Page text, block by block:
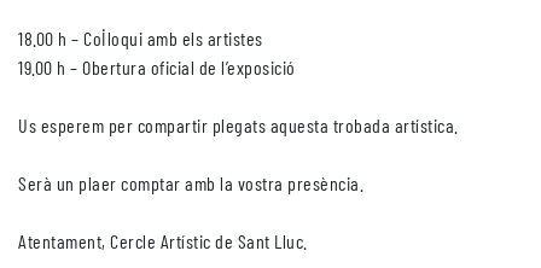
18.00 h – Col·loqui amb els artistes
19.00 h – Obertura oficial de l’exposició
Us esperem per compartir plegats aquesta trobada artística.
Serà un plaer comptar amb la vostra presència.
Atentament, Cercle Artístic de Sant Lluc.